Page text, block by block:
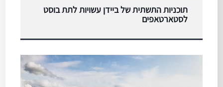
תוכניות התשתית של ביידן עשויות לתת בוסט
לסטארטאפים